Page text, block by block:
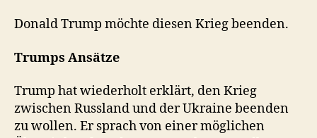
Donald Trump möchte diesen Krieg beenden.
Trumps Ansätze
Trump hat wiederholt erklärt, den Krieg
zwischen Russland und der Ukraine beenden
zu wollen. Er sprach von einer möglichen